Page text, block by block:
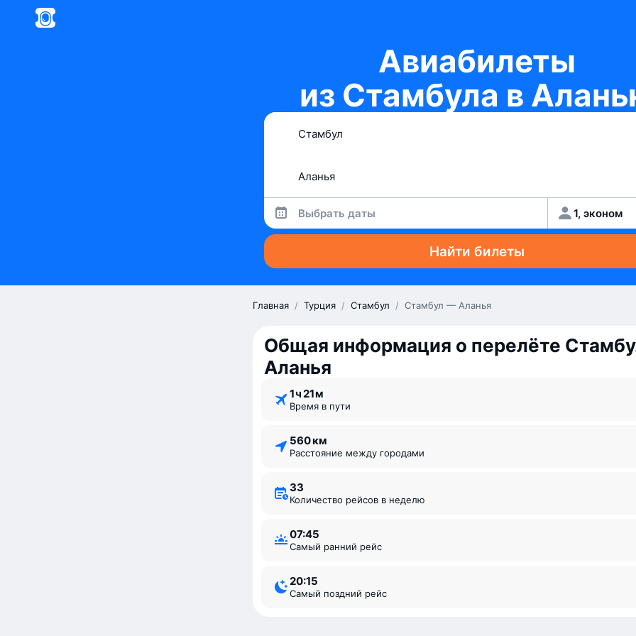
Авиабилеты
из Стамбула в
Выбрать даты 1, эконом
Найти билеты
Главная / Турция / Стамбул / Стамбул — Аланья
Общая информация о перелёте
Аланья
1 ⁠ч 21 ⁠м
Время в пути
560 км
Расстояние между городами
33
Количество рейсов в неделю
07:45
Самый ранний рейс
20:15
Самый поздний рейс